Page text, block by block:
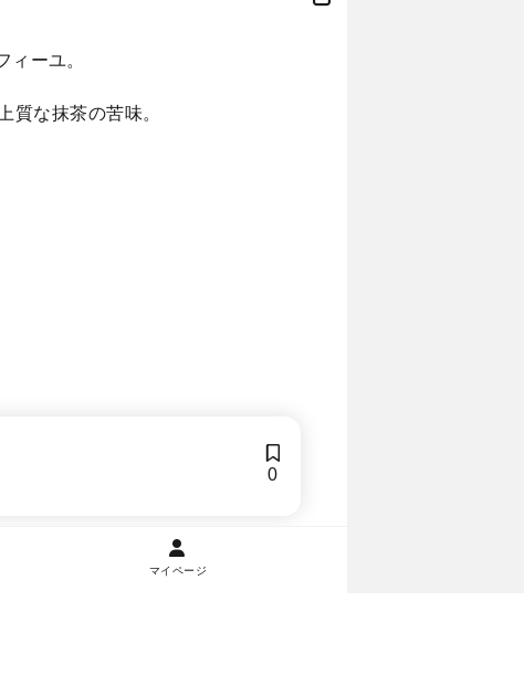
ーユ。
質な抹茶の苦味。
0
マイページ